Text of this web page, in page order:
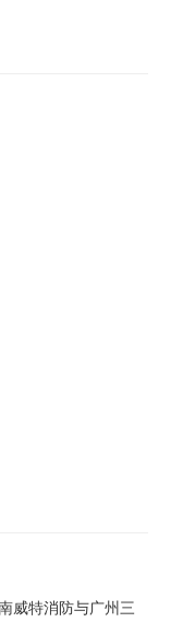
威特消防与广州三